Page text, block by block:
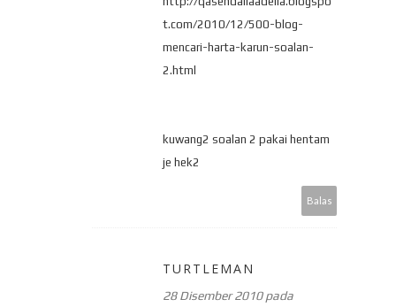
t.com/2010/12/500-blog-
mencari-harta-karun-soalan-
2.html
kuwang2 soalan 2 pakai hentam
je hek2
Balas
TURTLEMAN
28 Disember 2010 pada